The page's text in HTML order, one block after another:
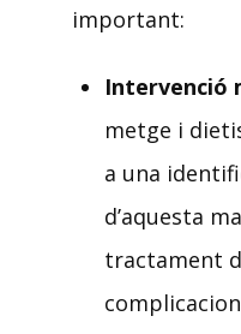
important:
Intervenció
metge i
a una
d’aquesta
tractament